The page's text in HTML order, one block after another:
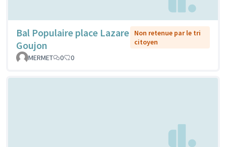
Bal Populaire place Lazare
Goujon
Non retenue par le tri
citoyen
MERMET
0 0